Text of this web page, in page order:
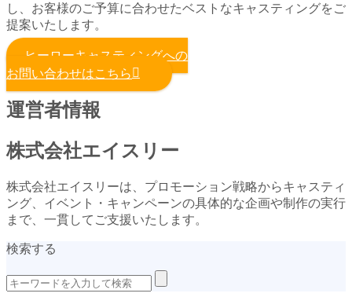
し、お客様のご予算に合わせたベストなキャスティングをご
提案いたします。
ヒーローキャスティングへの
お問い合わせはこちら
運営者情報
株式会社エイスリー
株式会社エイスリーは、プロモーション戦略からキャスティ
ング、イベント・キャンペーンの具体的な企画や制作の実行
まで、一貫してご支援いたします。
検索する